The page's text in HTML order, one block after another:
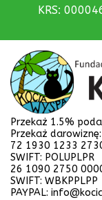
KRS:
Przekaż 1.5%
Przekaż darowiznę:
72 1930 1233
SWIFT: POLUPLPR
26 1090 2750
SWIFT: WBKPPLPP
PAYPAL: